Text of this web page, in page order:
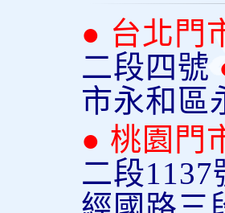
● 台北門
二段四號
市永和區
● 桃園門
二段1137